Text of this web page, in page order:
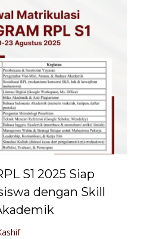
S1 2025 Siap
dengan Skill